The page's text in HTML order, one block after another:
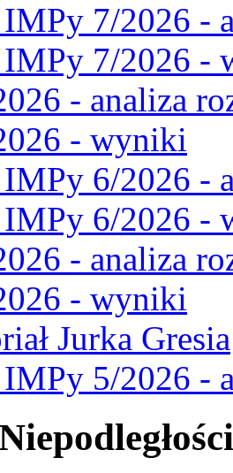
7/2026 -
7/2026 -
- analiza
- wyniki
6/2026 -
6/2026 -
- analiza
- wyniki
Jurka Gresia
5/2026 -